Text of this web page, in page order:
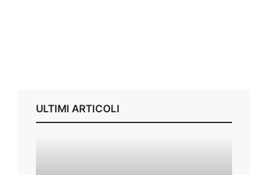
ULTIMI ARTICOLI